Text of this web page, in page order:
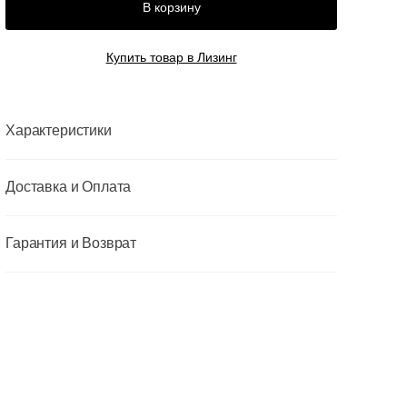
В корзину
Купить товар в Лизинг
Характеристики
Доставка и Оплата
Гарантия и Возврат